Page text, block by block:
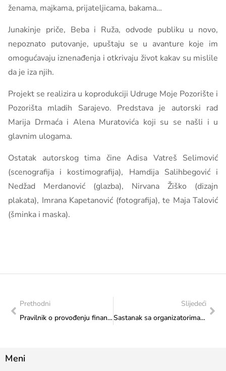
ženama, majkama, prijateljicama, bakama…
Junakinje priče, Beba i Ruža, odvode publiku u novo,
nepoznato putovanje, upuštaju se u avanture koje im
omogućavaju iznenađenja i otkrivaju život kakav su mislile
da je iza njih.
Projekt se realizira u koprodukciji Udruge Moje Pozorište i
Pozorišta mladih Sarajevo. Predstava je autorski rad
Marija Drmaća i Alena Muratovića koji su se našli i u
glavnim ulogama.
Ostatak autorskog tima čine Adisa Vatreš Selimović
(scenografija i kostimografija), Hamdija Salihbegović i
Nedžad Merdanović (glazba), Nirvana Žiško (dizajn
plakata), Imrana Kapetanović (fotografija), te Maja Talović
(šminka i maska).
Prethodni
Pravilnik o provođenju financijskog upravljanja i kontrole u Federalnom ministaerstvu kulture i športa
Slijedeći
Sastanak sa organizatorima Festivala sevdalinke iz Tuzle
Meni